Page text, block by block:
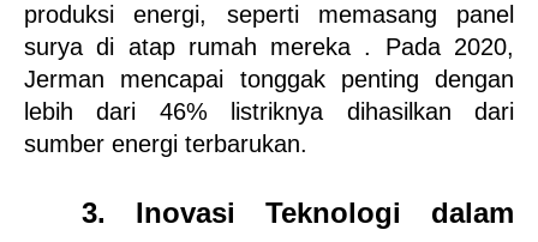
produksi energi, seperti memasang panel
surya di atap rumah mereka . Pada 2020,
Jerman mencapai tonggak penting dengan
lebih dari 46% listriknya dihasilkan dari
sumber energi terbarukan.
3. Inovasi Teknologi dalam